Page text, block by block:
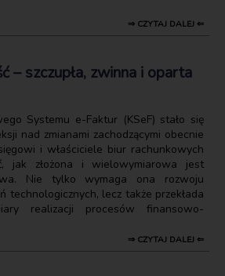
⇒ CZYTAJ DALEJ ⇐
– szczupła, zwinna i oparta
Systemu e-Faktur (KSeF) stało się
nad zmianami zachodzącymi obecnie
i właściciele biur rachunkowych
jak złożona i wielowymiarowa jest
Nie tylko wymaga ona rozwoju
technologicznych, lecz także przekłada
realizacji procesów finansowo-
⇒ CZYTAJ DALEJ ⇐